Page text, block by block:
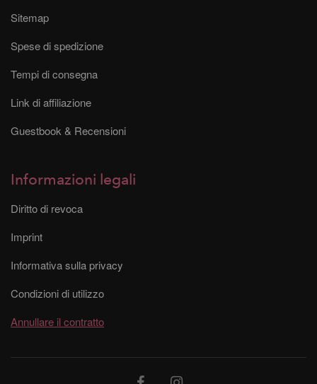
Sitemap
Spese di spedizione
Tempi di consegna
Link di affiliazione
Guestbook & Recensioni
Informazioni legali
Diritto di revoca
Imprint
Informativa sulla privacy
Condizioni di utilizzo
Annullare il contratto